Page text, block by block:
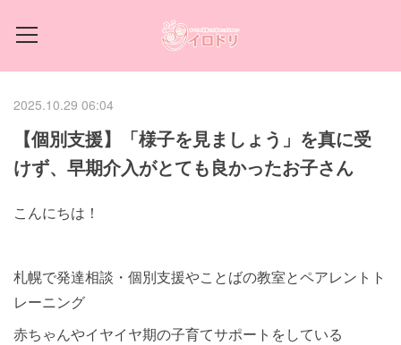
2025.10.29 06:04
【個別支援】「様子を見ましょう」を真に受
けず、早期介入がとても良かったお子さん
こんにちは！
札幌で発達相談・個別支援やことばの教室とペアレントト
レーニング
赤ちゃんやイヤイヤ期の子育てサポートをしている